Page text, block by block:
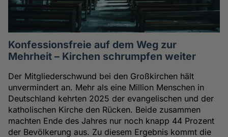
Konfessionsfreie auf dem Weg zur
Mehrheit – Kirchen schrumpfen weiter
Der Mitgliederschwund bei den Großkirchen hält
unvermindert an. Mehr als eine Million Menschen in
Deutschland kehrten 2025 der evangelischen und der
katholischen Kirche den Rücken. Beide zusammen
machten Ende des Jahres nur noch knapp 44 Prozent
der Bevölkerung aus. Zu diesem Ergebnis kommt die